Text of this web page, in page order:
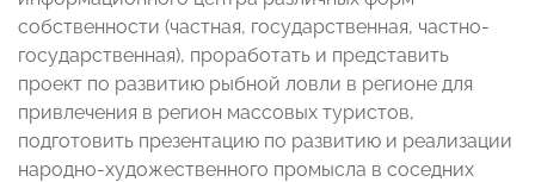
собственности (частная, государственная, частно-
государственная), проработать и представить
проект по развитию рыбной ловли в регионе для
привлечения в регион массовых туристов,
подготовить презентацию по развитию и реализации
народно-художественного промысла в соседних